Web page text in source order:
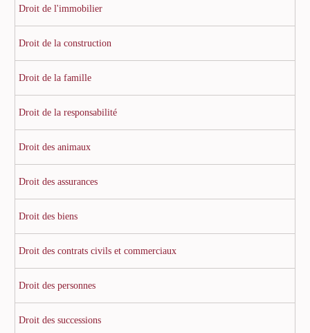
Droit de l'immobilier
Droit de la construction
Droit de la famille
Droit de la responsabilité
Droit des animaux
Droit des assurances
Droit des biens
Droit des contrats civils et commerciaux
Droit des personnes
Droit des successions